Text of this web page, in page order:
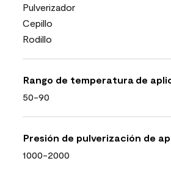
Pulverizador
Cepillo
Rodillo
Rango de temperatura de
50-90
Presión de pulverización de
1000-2000